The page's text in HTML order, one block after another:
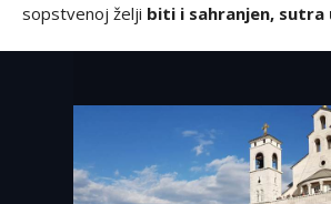
sopstvenoj želji biti i sahranjen, sutra